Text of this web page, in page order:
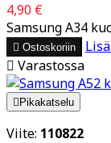
4,90 €
Samsung A34
 Ostoskoriin
 Varastossa
 Pikakatselu
Viite: 110822